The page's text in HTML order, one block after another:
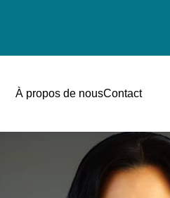
À propos de nousContact